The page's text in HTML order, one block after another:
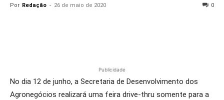
Por Redação - 26 de maio de 2020 0
Publicidade
No dia 12 de junho, a Secretaria de Desenvolvimento dos
Agronegócios realizará uma feira drive-thru somente para a